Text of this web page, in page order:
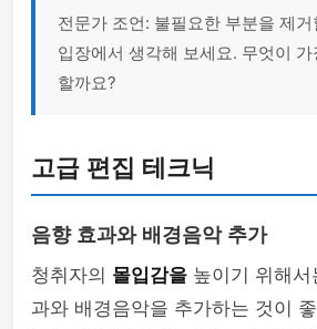
전문가 조언: 불필요한 부분을 제
입장에서 생각해 보세요. 무엇이
할까요?
고급 편집 테크닉
음향 효과와 배경음악 추가
청취자의 몰입감을 높이기 위해
과와 배경음악을 추가하는 것이